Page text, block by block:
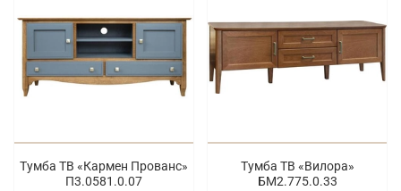
Тумба ТВ «Кармен Прованс»
П3.0581.0.07
Тумба ТВ «Вилора»
БМ2.775.0.33